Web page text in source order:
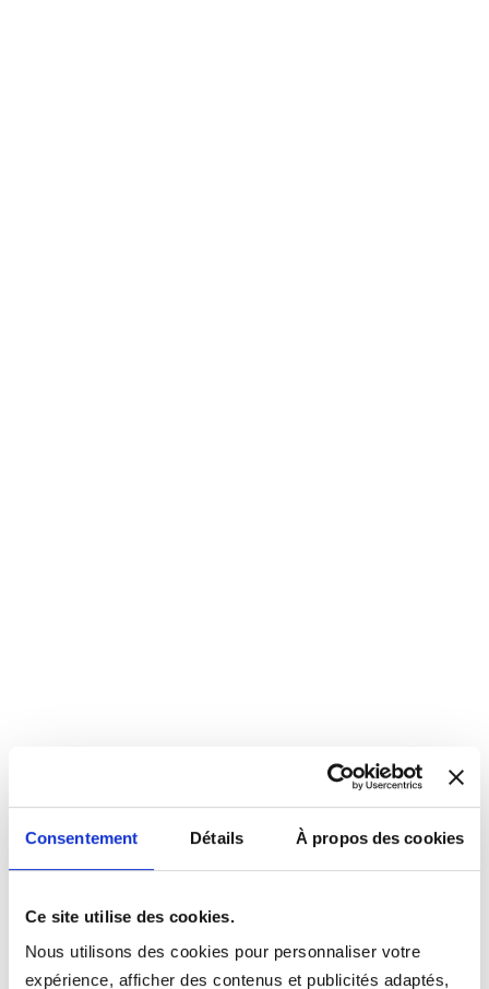
Consentement Détails À propos des cookies
Ce site utilise des cookies.
Nous utilisons des cookies pour personnaliser votre
expérience, afficher des contenus et publicités adaptés,